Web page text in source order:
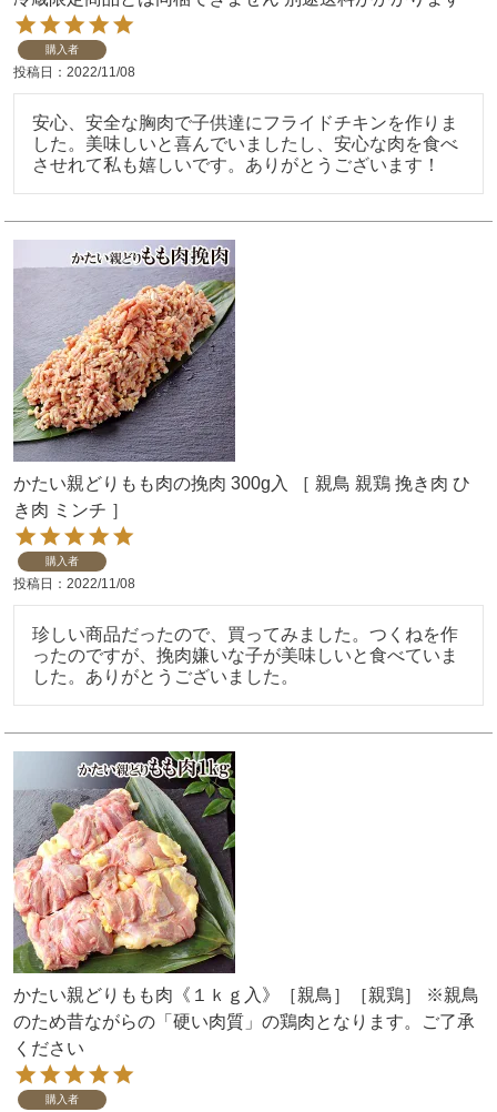
購入者
投稿日 2022/11/08
安心、安全な胸肉で子供達にフライドチキンを作りま
した。美味しいと喜んでいましたし、安心な肉を食べ
させれて私も嬉しいです。ありがとうございます！
かたい親どりもも肉の挽肉 300g入 ［ 親鳥 親鶏 挽き肉 ひ
き肉 ミンチ ］
購入者
投稿日 2022/11/08
珍しい商品だったので、買ってみました。つくねを作
ったのですが、挽肉嫌いな子が美味しいと食べていま
かたい親どりもも肉《１ｋｇ入》［親鳥］［親鶏］ ※親鳥
のため昔ながらの「硬い肉質」の鶏肉となります。ご了承
ください
購入者